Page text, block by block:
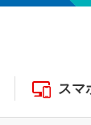
スマ